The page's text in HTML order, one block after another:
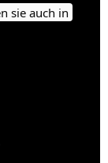
sie auch in